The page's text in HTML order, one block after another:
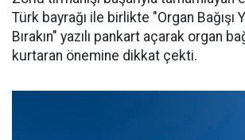
Türk bayrağı ile birlikte "Organ Bağışı
Bırakın" yazılı pankart açarak organ
kurtaran önemine dikkat çekti.